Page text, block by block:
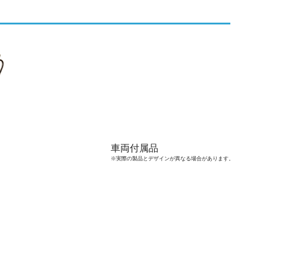
車両付属品
※実際の製品とデザインが異なる場合があります。